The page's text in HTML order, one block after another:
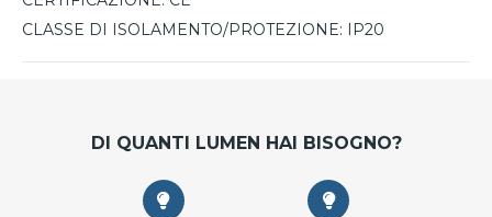
CLASSE DI ISOLAMENTO/PROTEZIONE: IP20
DI QUANTI LUMEN HAI BISOGNO?